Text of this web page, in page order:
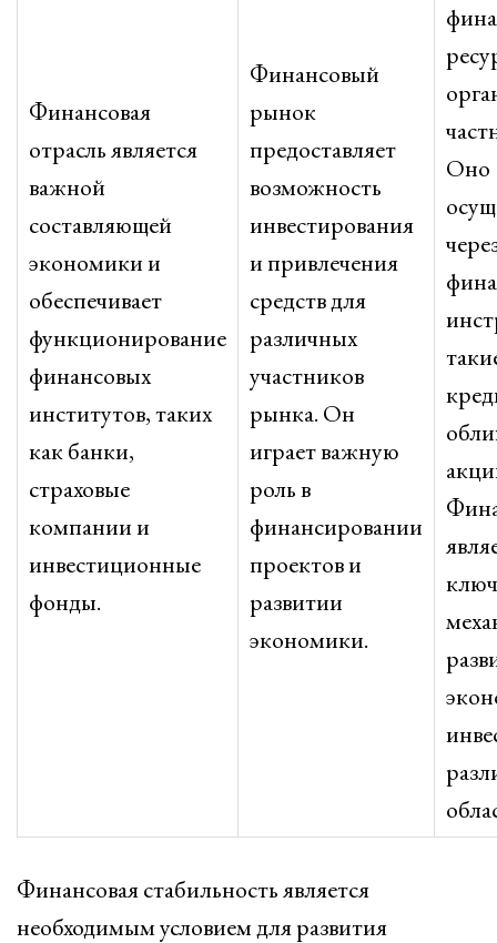
Финансовая
отрасль является
важной
составляющей
экономики и
обеспечивает
функционирование
финансовых
институтов, таких
как банки,
страховые
компании и
инвестиционные
фонды.
Финансовый
рынок
предоставляет
возможность
инвестирования
и привлечения
средств для
различных
участников
рынка. Он
играет важную
роль в
финансировании
проектов и
развитии
экономики.
Оно
Финансовая стабильность является
необходимым условием для развития